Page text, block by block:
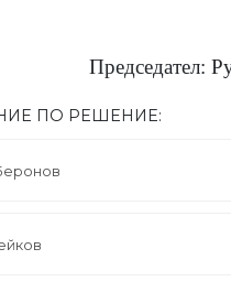
Председател:
ПО РЕШЕНИЕ: